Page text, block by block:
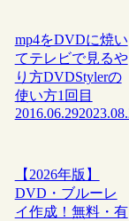
mp4をDVDに焼い
てテレビで見るや
り方DVDStylerの
使い方1回目
2016.06.29
【2026年版】
DVD・ブルーレ
イ作成！無料・有